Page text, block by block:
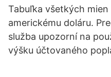
Tabuľka všetkých
americkému doláru.
služba upozorní na
výšku účtovaného